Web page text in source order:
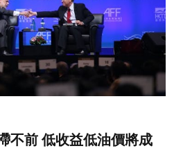
不前 低收益低油價將成